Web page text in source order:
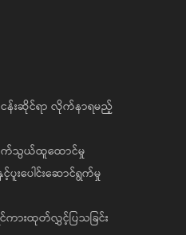
န်းဆိုင်ရာ လိုက်နာရမည့်
ဆက်သွယ်ထူထောင်မှု
ပူးပေါင်းဆောင်ရွက်မှု
းထုတ်လွှင့်ပြသခြင်း